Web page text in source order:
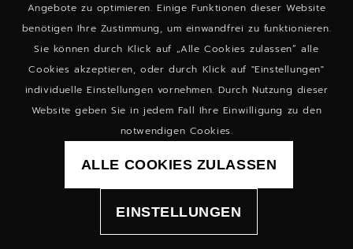
Angebote zu optimieren. Einige Funktionen dieser Website
benötigen Ihre Zustimmung, um einwandfrei zu funktionieren.
Sie können durch Klick auf „Alle Cookies zulassen“ alle
Cookies akzeptieren, oder durch Klick auf "Einstellungen"
individuelle Einstellungen vornehmen. Durch Nutzung dieser
Website geben Sie in jedem Fall Ihre Einwilligung zu den
notwendigen Cookies.
ALLE COOKIES ZULASSEN
EINSTELLUNGEN